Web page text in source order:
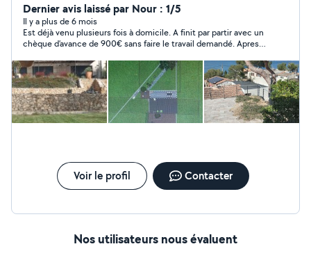
Dernier avis laissé par Nour : 1/5
Il y a plus de 6 mois
Est déjà venu plusieurs fois à domicile. A finit par partir avec un
chèque d’avance de 900€ sans faire le travail demandé. Apres 1
mort
Voir le profil Contacter
Nos utilisateurs nous évaluent